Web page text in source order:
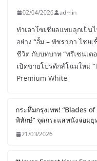
02/04/2026 admin
ทำเอาโซเชียลแทบลุกเป็น
อย่าง “อั้ม – พัชราภา ไชย
ชีวิต กับบทบาท “พรีเซนเต
เปิดขายโปรดักส์โฉมใหม่
Premium White
กระหึ่มกรุงเทพ! “Blades
พิทักษ์” จุดกระแสหนังจอม
21/03/2026